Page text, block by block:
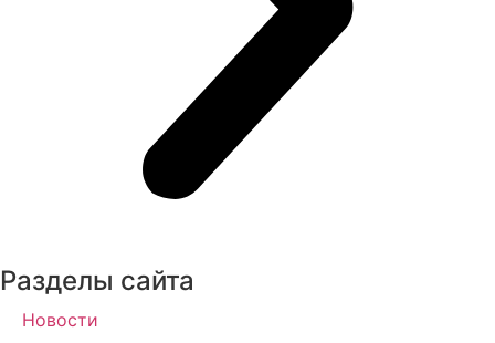
Разделы сайта
Новости